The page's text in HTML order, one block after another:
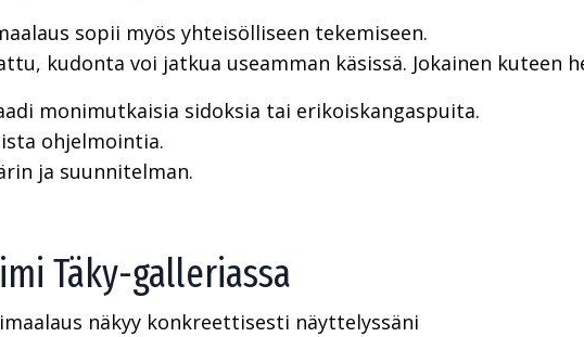
sopii myös yhteisölliseen tekemiseen.
kudonta voi jatkua useamman käsissä. Jokainen kuteen
monimutkaisia sidoksia tai erikoiskangaspuita.
ohjelmointia.
ja suunnitelman.
Täky-galleriassa
näkyy konkreettisesti näyttelyssäni